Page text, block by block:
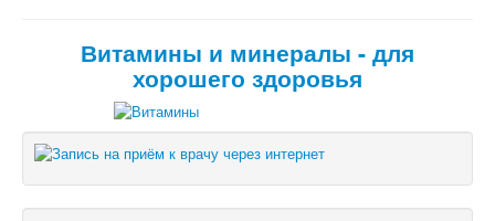
Витамины и минералы - для
хорошего здоровья